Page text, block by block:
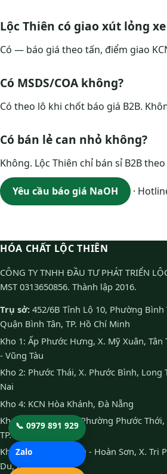
Lộc Thiên có giao xút lỏng
Có — báo giá theo tấn, điểm giao
Có MSDS/COA không?
Có theo lô khi chốt báo giá B2B.
Có bán lẻ can nhỏ không?
Không. Lộc Thiên chỉ bán sỉ B2B
Yêu cầu báo giá NaOH ·
HÓA CHẤT LỘC THIÊN
CÔNG TY TNHH ĐẦU TƯ PHÁT TRIỂN
MST 0313650856. Thành lập 2016.
Trụ sở: 452/6B Tỉnh Lộ 10, Phường
Quận Bình Tân, TP. Hồ Chí Minh
Kho 1: Ấp Phước Hưng, X. Mỹ Xuân, Tân
- Vũng Tàu
Kho 2: Phước Thái, X. Phước Bình, Long
Nai
Kho 4: KCN Hòa Khánh, Đà Nẵng
Kho 5: KCN Ô Môn, Phường Phước
TP. Cần Thơ
Kho 6: KCN Đại Đồng - Hoàn Sơn, X. Tri
Du, Bắc Ninh
📞0979 891 929
Zalo